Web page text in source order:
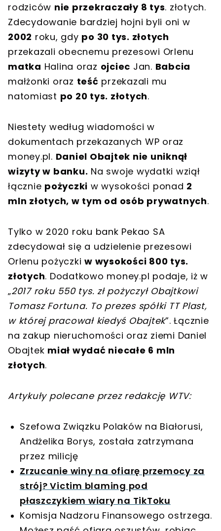
rodziców nie przekraczały 8 tys. złotych.
Zdecydowanie bardziej hojni byli oni w
2002 roku, gdy po 30 tys. złotych
przekazali obecnemu prezesowi Orlenu
matka Halina oraz ojciec Jan. Babcia
małżonki oraz teść przekazali mu
natomiast po 20 tys. złotych.
Niestety według wiadomości w
dokumentach przekazanych WP oraz
money.pl. Daniel Obajtek nie uniknął
wizyty w banku. Na swoje wydatki wziął
łącznie pożyczki w wysokości ponad 2
mln złotych, w tym od osób prywatnych.
Tylko w 2020 roku bank Pekao SA
zdecydował się a udzielenie prezesowi
Orlenu pożyczki w wysokości 800 tys.
złotych. Dodatkowo money.pl podaje, iż w
„2017 roku 550 tys. zł pożyczył Obajtkowi
Tomasz Fortuna. To prezes spółki TT Plast,
w której pracował kiedyś Obajtek”. Łącznie
na zakup nieruchomości oraz ziemi Daniel
Obajtek miał wydać niecałe 6 mln
złotych.
Artykuły polecane przez redakcję WTV:
Szefowa Związku Polaków na Białorusi,
Andżelika Borys, została zatrzymana
przez milicję
Zrzucanie winy na ofiarę przemocy za
strój? Victim blaming pod
płaszczykiem wiary na TikToku
Komisja Nadzoru Finansowego ostrzega.